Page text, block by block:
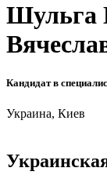
Шульга
Кандидат в
Украина, Киев